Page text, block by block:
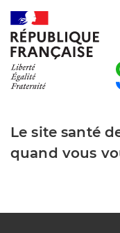
Le site santé
quand vous